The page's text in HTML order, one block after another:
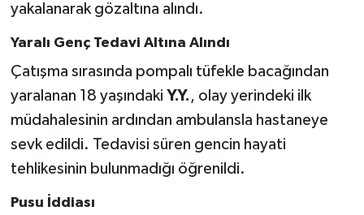
yakalanarak gözaltına alındı.
Yaralı Genç Tedavi Altına Alındı
Çatışma sırasında pompalı tüfekle bacağından
yaralanan 18 yaşındaki Y.Y., olay yerindeki ilk
müdahalesinin ardından ambulansla hastaneye
sevk edildi. Tedavisi süren gencin hayati
tehlikesinin bulunmadığı öğrenildi.
Pusu İddiası